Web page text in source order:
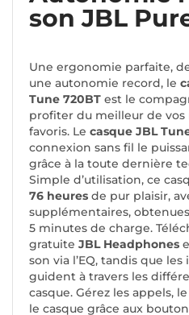
son JBL
Une ergonomie parfaite,
une autonomie record, le
Tune 720BT est le
profiter du meilleur de vos
favoris. Le casque JBL
connexion sans fil le
grâce à la toute dernière
Simple d’utilisation, ce
76 heures de pur plaisir,
supplémentaires,
5 minutes de charge.
gratuite JBL Headphones
son via l’EQ, tandis que
guident à travers les
casque. Gérez les appels,
le casque grâce aux